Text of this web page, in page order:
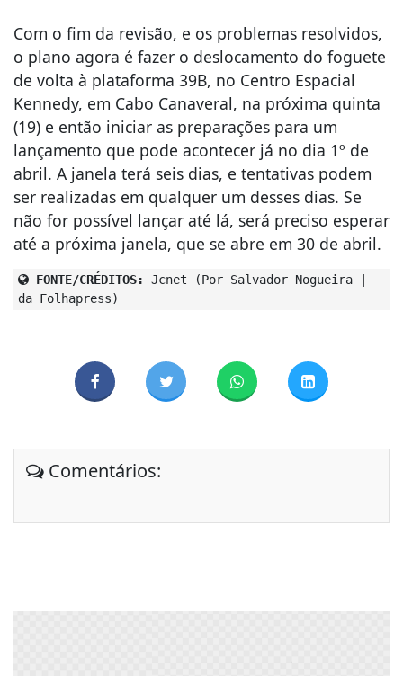
Com o fim da revisão, e os problemas resolvidos,
o plano agora é fazer o deslocamento do foguete
de volta à plataforma 39B, no Centro Espacial
Kennedy, em Cabo Canaveral, na próxima quinta
(19) e então iniciar as preparações para um
lançamento que pode acontecer já no dia 1º de
abril. A janela terá seis dias, e tentativas podem
ser realizadas em qualquer um desses dias. Se
não for possível lançar até lá, será preciso esperar
até a próxima janela, que se abre em 30 de abril.
FONTE/CRÉDITOS:
Jcnet (Por Salvador Nogueira |
da Folhapress)
Comentários: